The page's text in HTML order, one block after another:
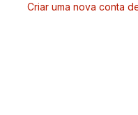
Criar uma nova conta